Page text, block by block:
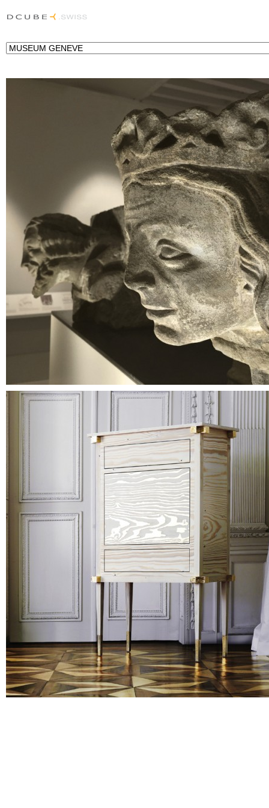
Conception et réalisation de l'illumination de l'exposition permanente
Jamais" de Philippe Cramer pour le Musée d'Art et d'Histoire de Genève.
Réalisation en lumière LED.